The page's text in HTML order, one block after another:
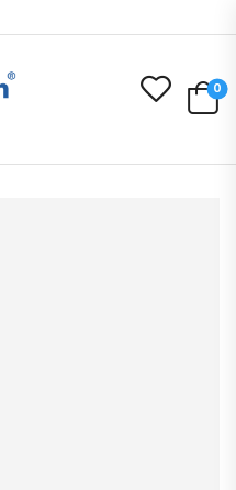
0